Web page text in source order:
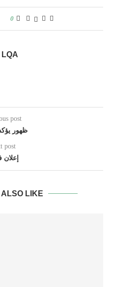
0
LQA
post
ظهور
post
LIKE